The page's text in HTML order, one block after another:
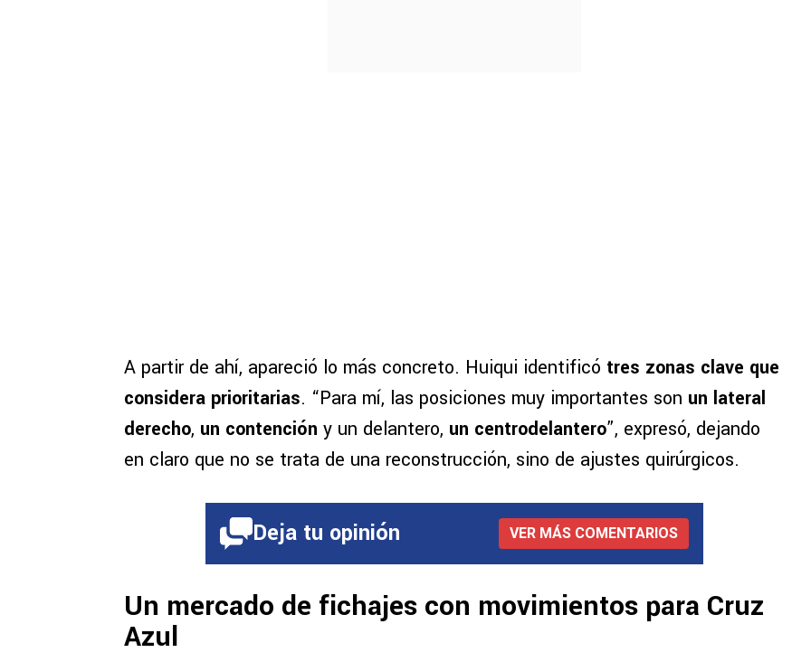
A partir de ahí, apareció lo más concreto. Huiqui identificó tres zonas clave que
considera prioritarias. “Para mí, las posiciones muy importantes son un lateral
derecho, un contención y un delantero, un centrodelantero”, expresó, dejando
en claro que no se trata de una reconstrucción, sino de ajustes quirúrgicos.
Deja tu opinión VER MÁS COMENTARIOS
Un mercado de fichajes con movimientos para Cruz
Azul